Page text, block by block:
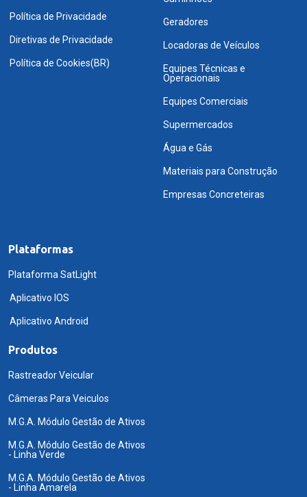
Política de Privacidade
Diretivas de Privacidade
Política de Cookies(BR)
Geradores
Locadoras de Veículos
Equipes Técnicas e
Operacionais
Equipes Comerciais
Supermercados
Água e Gás
Materiais para Construção
Empresas Concreteiras
Plataformas
Plataforma SatLight
Aplicativo IOS
Aplicativo Android
Produtos
Rastreador Veicular
Câmeras Para Veiculos
M.G.A. Módulo Gestão de Ativos
M.G.A. Módulo Gestão de Ativos
- Linha Verde
M.G.A. Módulo Gestão de Ativos
- Linha Amarela